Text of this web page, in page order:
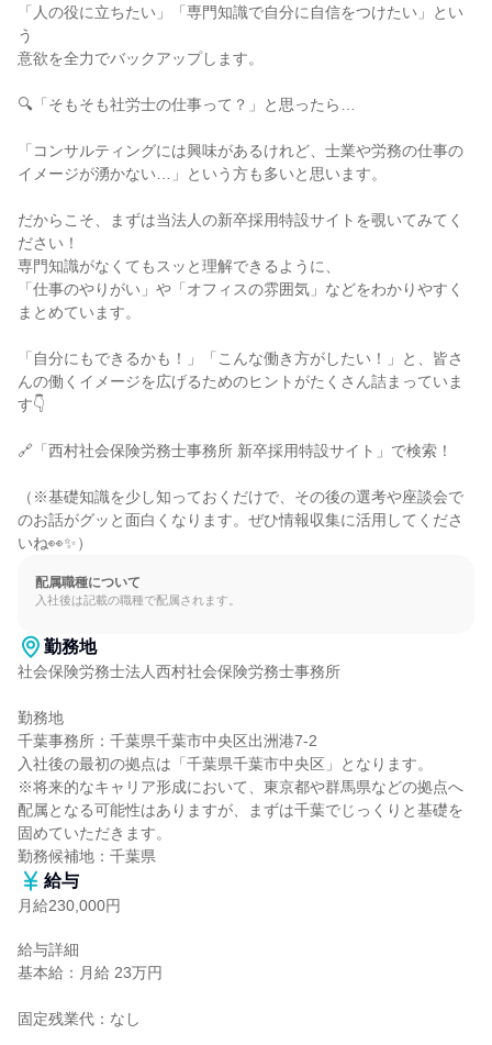
「人の役に立ちたい」「専門知識で自分に自信をつけたい」とい
う
意欲を全力でバックアップします。
🔍「そもそも社労士の仕事って？」と思ったら…
「コンサルティングには興味があるけれど、士業や労務の仕事の
イメージが湧かない…」という方も多いと思います。
だからこそ、まずは当法人の新卒採用特設サイトを覗いてみてく
ださい！
専門知識がなくてもスッと理解できるように、
「仕事のやりがい」や「オフィスの雰囲気」などをわかりやすく
まとめています。
「自分にもできるかも！」「こんな働き方がしたい！」と、皆さ
んの働くイメージを広げるためのヒントがたくさん詰まっていま
す👇
🔗「西村社会保険労務士事務所 新卒採用特設サイト」で検索！
（※基礎知識を少し知っておくだけで、その後の選考や座談会で
のお話がグッと面白くなります。ぜひ情報収集に活用してくださ
いね👀✨）
配属職種について
入社後は記載の職種で配属されます。
勤務地
社会保険労務士法人西村社会保険労務士事務所
勤務地
千葉事務所：千葉県千葉市中央区出洲港7-2
入社後の最初の拠点は「千葉県千葉市中央区」となります。
※将来的なキャリア形成において、東京都や群馬県などの拠点へ
配属となる可能性はありますが、まずは千葉でじっくりと基礎を
固めていただきます。
勤務候補地：千葉県
給与
月給230,000円
給与詳細
基本給：月給 23万円
固定残業代：なし